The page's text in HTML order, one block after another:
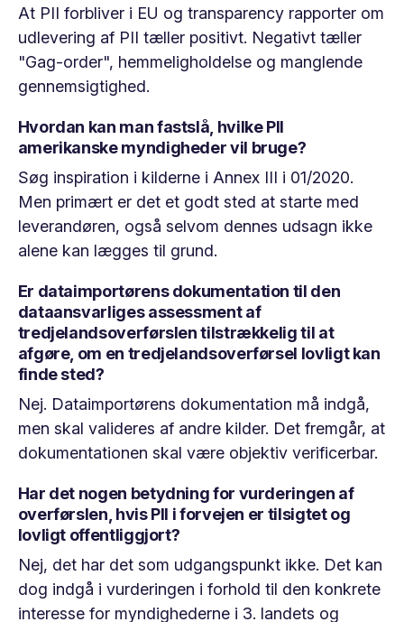
At PII forbliver i EU og transparency rapporter om
udlevering af PII tæller positivt. Negativt tæller
"Gag-order", hemmeligholdelse og manglende
gennemsigtighed.
Hvordan kan man fastslå, hvilke PII
amerikanske myndigheder vil bruge?
Søg inspiration i kilderne i Annex III i 01/2020.
Men primært er det et godt sted at starte med
leverandøren, også selvom dennes udsagn ikke
alene kan lægges til grund.
Er dataimportørens dokumentation til den
dataansvarliges assessment af
tredjelandsoverførslen tilstrækkelig til at
afgøre, om en tredjelandsoverførsel lovligt kan
finde sted?
Nej. Dataimportørens dokumentation må indgå,
men skal valideres af andre kilder. Det fremgår, at
dokumentationen skal være objektiv verificerbar.
Har det nogen betydning for vurderingen af
overførslen, hvis PII i forvejen er tilsigtet og
lovligt offentliggjort?
Nej, det har det som udgangspunkt ikke. Det kan
dog indgå i vurderingen i forhold til den konkrete
interesse for myndighederne i 3. landets og